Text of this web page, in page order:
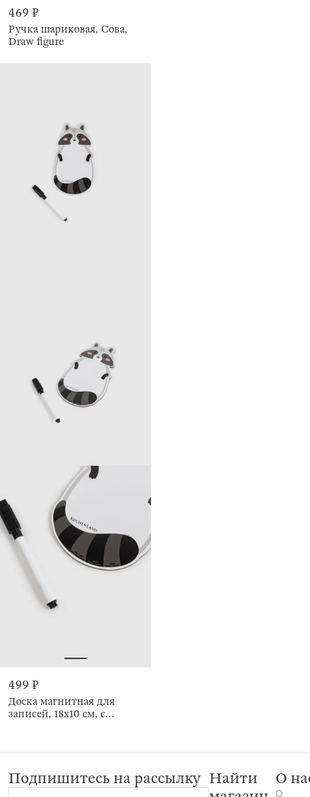
469 ₽
Ручка шариковая, Сова,
Draw figure
499 ₽
Доска магнитная для
записей, 18х10 см, с
Подпишитесь на рассылку Найти
О